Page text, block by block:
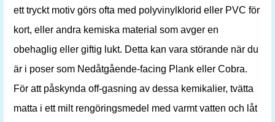
ett tryckt motiv görs ofta med polyvinylklorid eller PVC för
kort, eller andra kemiska material som avger en
obehaglig eller giftig lukt. Detta kan vara störande när du
är i poser som Nedåtgående-facing Plank eller Cobra.
För att påskynda off-gasning av dessa kemikalier, tvätta
matta i ett milt rengöringsmedel med varmt vatten och låt